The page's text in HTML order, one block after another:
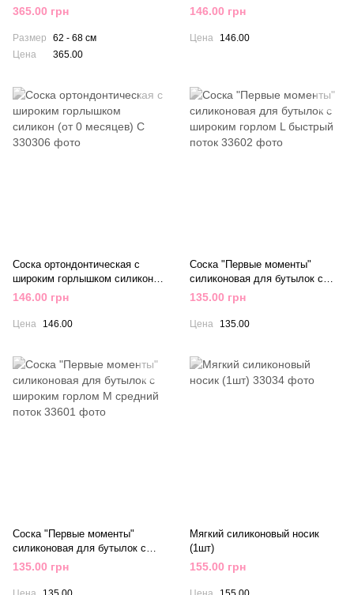
месяцев S (медленный поток)
365.00 грн
Размер
62 - 68 см
Цена
365.00
(от 0 месяцев) Л
146.00 грн
Цена 146.00
Соска ортондонтическая с
широким горлышком силикон
(от 0 месяцев) С
146.00 грн
Цена 146.00
Соска "Первые моменты"
силиконовая для бутылок с
широким горлом L быстрый
135.00 грн
Цена 135.00
Соска "Первые моменты"
силиконовая для бутылок с
широким горлом M средний
135.00 грн
Мягкий силиконовый носик
(1шт)
155.00 грн